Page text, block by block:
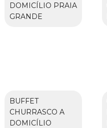
DOMICÍLIO PRAIA
GRANDE
BUFFET
CHURRASCO A
DOMICÍLIO